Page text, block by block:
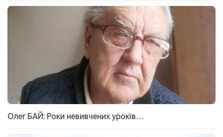
Олег БАЙ: Роки невивчених уроків…